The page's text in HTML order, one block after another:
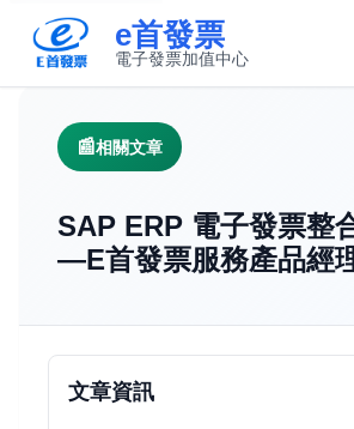
e首發票
電子發票加值中心
相關文章
SAP ERP 電子發票整
—E首發票服務產品經
文章資訊